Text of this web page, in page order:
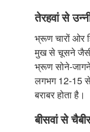
तेरहवां से
भ्रूण चारों ओर
मुख से चूसने
भ्रूण सोने-
लगभग 12-15
बराबर होता है।
बीसवां से